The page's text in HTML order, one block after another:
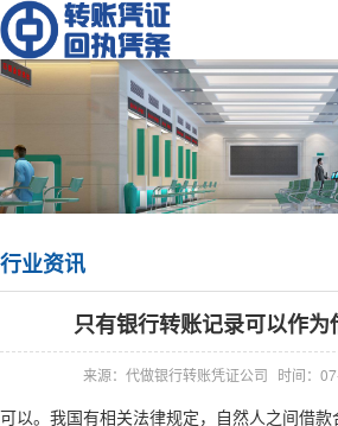
行业资讯
只有银行转账记录可以作为
来源：代做银行转账凭证公司 时间：
可以。我国有相关法律规定，自然人之间借